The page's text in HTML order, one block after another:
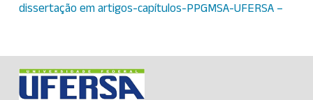
dissertação em artigos-capítulos-PPGMSA-UFERSA –